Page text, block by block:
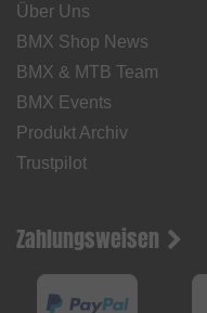
Über Uns
BMX Shop News
BMX & MTB Team
BMX Events
Produkt Archiv
Trustpilot
Zahlungsweisen